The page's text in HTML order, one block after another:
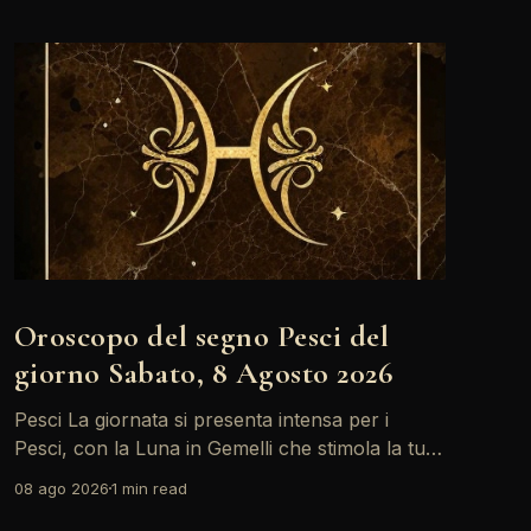
Oroscopo del segno Pesci del
giorno Sabato, 8 Agosto 2026
Pesci La giornata si presenta intensa per i
Pesci, con la Luna in Gemelli che stimola la tua
Le sfide possono apparire più grandi, ma la tua
08 ago 20261 min read